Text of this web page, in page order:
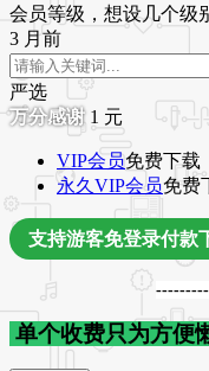
会员等级，想设几个级
3 月前
严选
1 元
VIP会员免费下载
永久VIP会员免费
支持游客免登录付款
单个收费只为方便